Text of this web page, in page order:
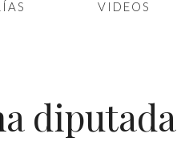
VIDEOS
diputada